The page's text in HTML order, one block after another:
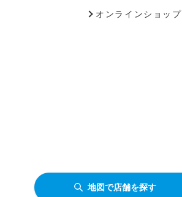
オンラインショップ
地図で店舗を探す